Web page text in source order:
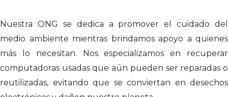
Nuestra ONG se dedica a promover el cuidado del
medio ambiente mientras brindamos apoyo a quienes
más lo necesitan. Nos especializamos en recuperar
computadoras usadas que aún pueden ser reparadas o
reutilizadas, evitando que se conviertan en desechos